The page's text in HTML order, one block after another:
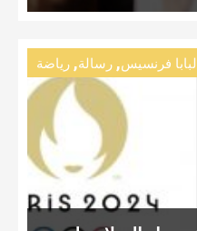
البابا فرنسيس, رسالة, رياضة